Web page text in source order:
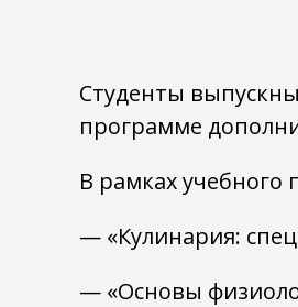
Студенты
программе
В рамках
— «Кулинария:
— «Основы